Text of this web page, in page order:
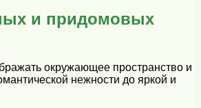
и придомовых
окружающее пространство и
нежности до яркой и